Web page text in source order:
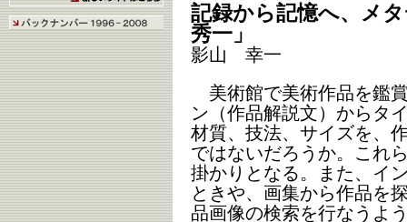
記録から記憶へ、メ
秀一」
影山 幸一
美術館で美術作品を鑑
ン（作品解説文）からタ
材質、技法、サイズを、
ではないだろうか。これ
掛かりとなる。また、イ
ときや、画集から作品を
品画像の検索を行なうよ